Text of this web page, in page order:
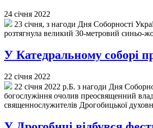
24 січня 2022
23 січня, з нагоди Дня Соборності
розтягнула великий 30-метровий синьо-
У Катедральному соборі
22 січня 2022
22 січня 2022 р.Б. з нагоди Дня
богослужіння очолив преосвященний
священнослужителів Дрогобицької